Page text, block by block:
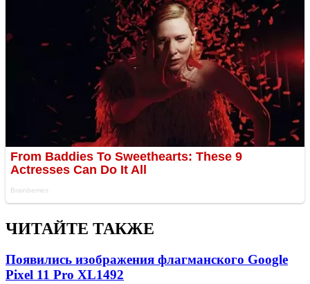
ЧИТАЙТЕ ТАКЖЕ
Появились изображения флагманского Google
Pixel 11 Pro XL1492